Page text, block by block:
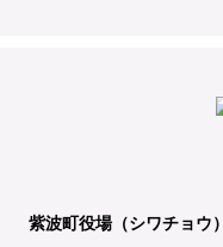
紫波町役場（シワチョウ）